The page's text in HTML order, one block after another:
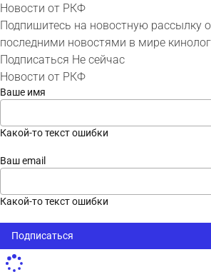
Новости от РКФ
Подпишитесь на новостную рассылку
последними новостями в мире
Подписаться Не сейчас
Новости от РКФ
Ваше имя
Какой-то текст ошибки
Ваш email
Какой-то текст ошибки
Подписаться